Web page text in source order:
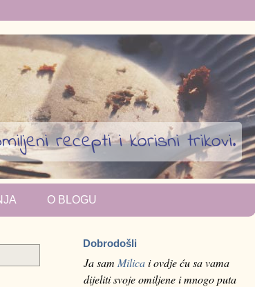
recepti i korisni trikovi.
O BLOGU
Dobrodošli
Ja sam Milicai ovdje ću sa vama
dijeliti svoje omiljene i mnogo puta